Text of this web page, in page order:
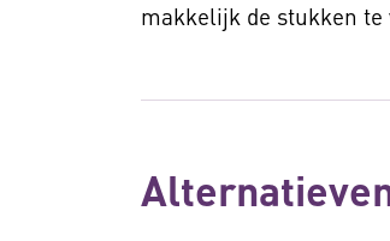
makkelijk de stukken